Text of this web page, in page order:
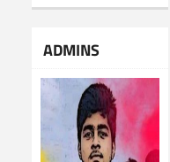
ADMINS